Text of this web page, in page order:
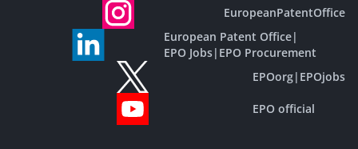
EuropeanPatentOffice
European Patent Office|
EPO Jobs| EPO Procurement
EPOorg| EPOjobs
EPO official